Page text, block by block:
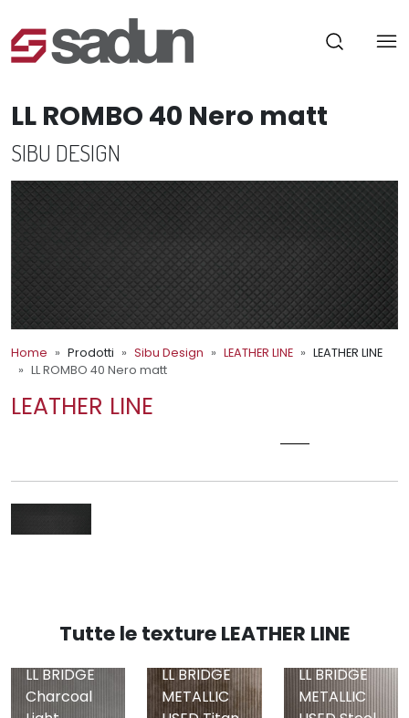
LL ROMBO 40 Nero matt
SIBU DESIGN
Home Prodotti Sibu Design LEATHER LINE
LEATHER LINE
LL ROMBO 40 Nero matt
LEATHER LINE
Tutte le texture LEATHER LINE
LL BRIDGE
Charcoal
LL BRIDGE
METALLIC
LL BRIDGE
METALLIC